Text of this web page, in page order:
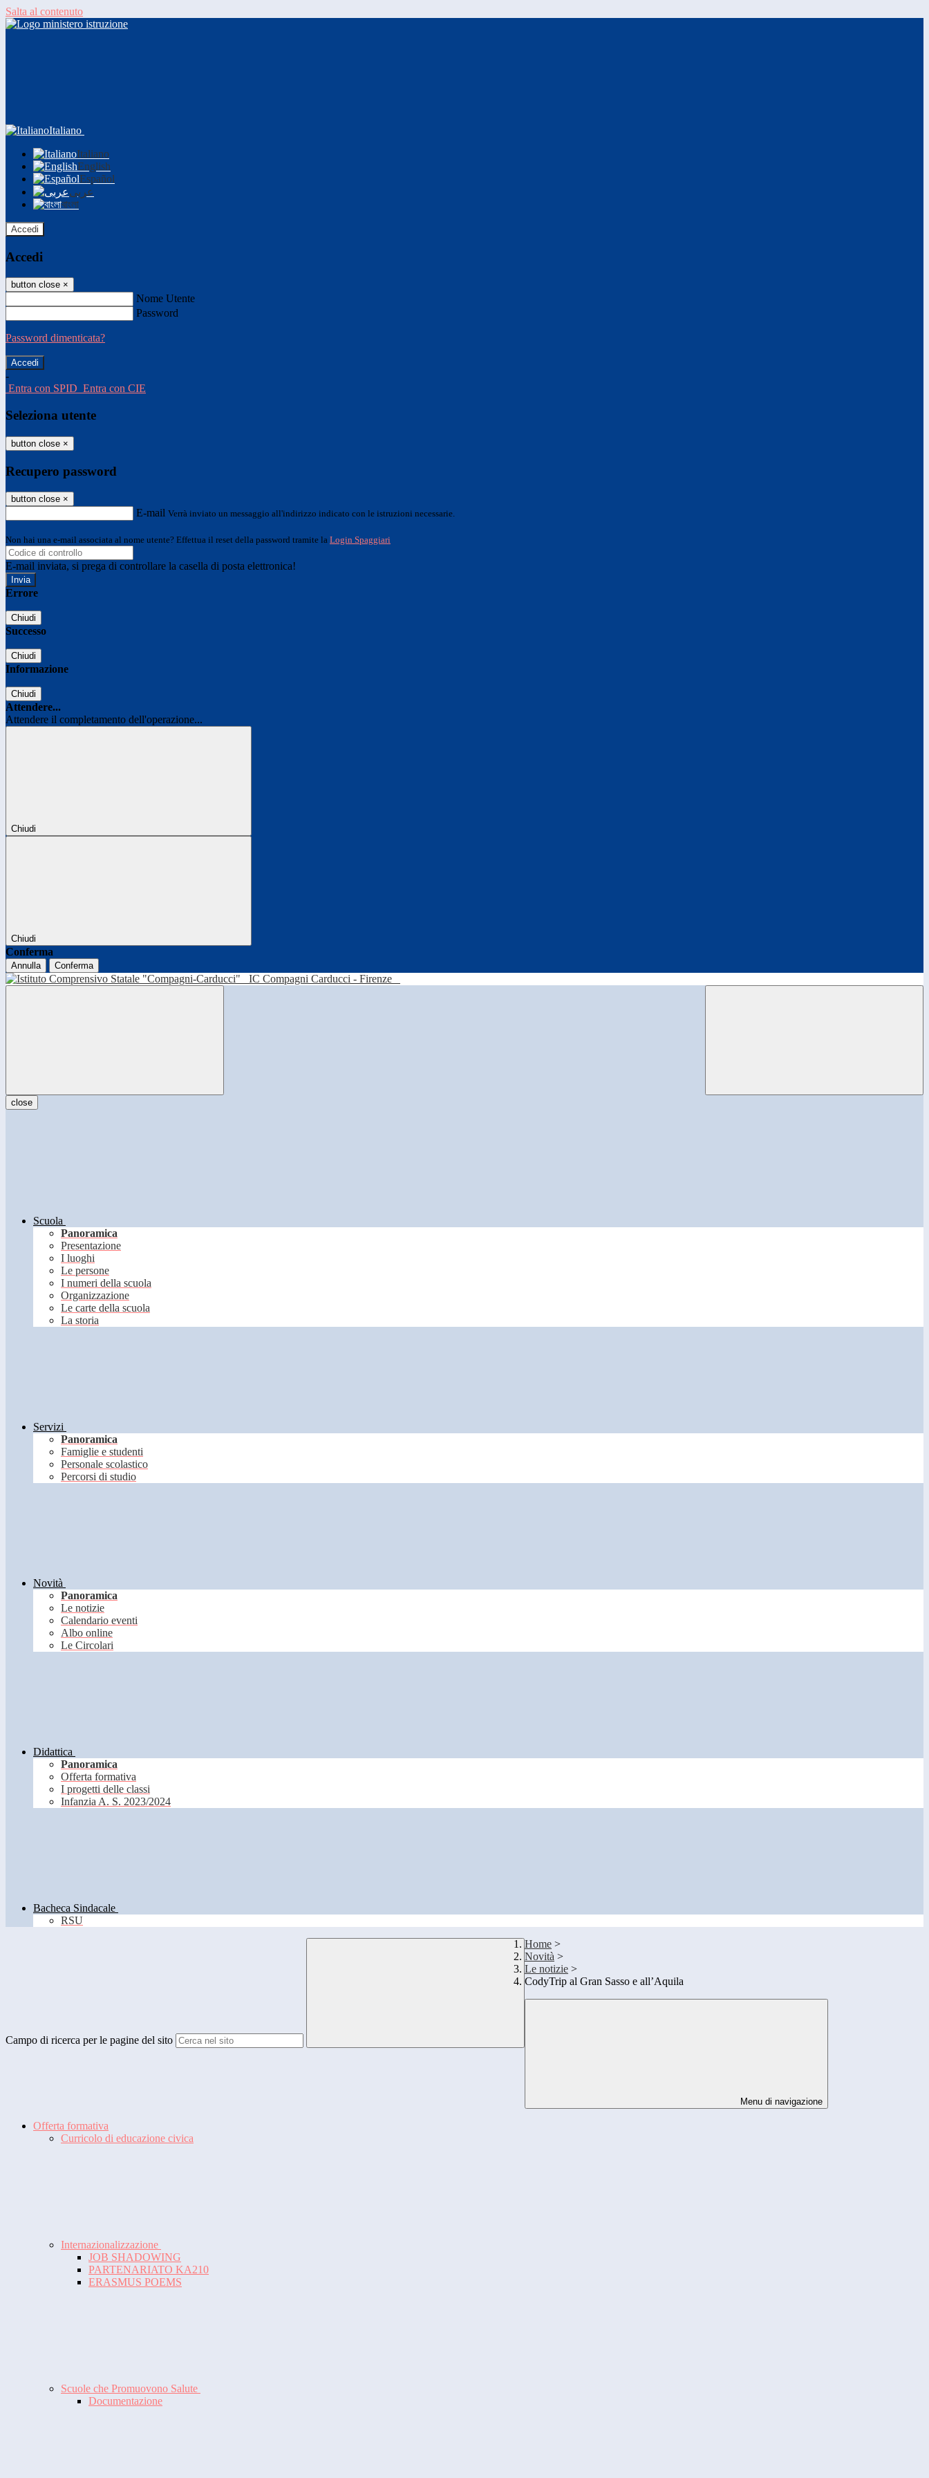
Salta al contenuto
Italiano
Italiano
English
Español
عربى
বাংলা
Accedi
Accedi
button close ×
Nome Utente
Password
Password dimenticata?
-
Entra con SPID Entra con CIE
Seleziona utente
button close ×
Recupero password
button close ×
E-mail Verrà inviato un messaggio all'indirizzo indicato con le istruzioni necessarie.
Non hai una e-mail associata al nome utente? Effettua il reset della password tramite la Login Spaggiari
E-mail inviata, si prega di controllare la casella di posta elettronica!
Errore
Chiudi
Successo
Chiudi
Informazione
Chiudi
Attendere...
Attendere il completamento dell'operazione...
Chiudi
Chiudi
Conferma
Annulla Conferma
IC Compagni Carducci - Firenze
close
Scuola
Panoramica
Presentazione
I luoghi
Le persone
I numeri della scuola
Organizzazione
Le carte della scuola
La storia
Servizi
Panoramica
Famiglie e studenti
Personale scolastico
Percorsi di studio
Novità
Panoramica
Le notizie
Calendario eventi
Albo online
Le Circolari
Didattica
Panoramica
Offerta formativa
I progetti delle classi
Infanzia A. S. 2023/2024
Bacheca Sindacale
RSU
Campo di ricerca per le pagine del sito
Home >
Novità >
Le notizie >
CodyTrip al Gran Sasso e all’Aquila
Menu di navigazione
Offerta formativa
Curricolo di educazione civica
Internazionalizzazione
JOB SHADOWING
PARTENARIATO KA210
ERASMUS POEMS
Scuole che Promuovono Salute
Documentazione